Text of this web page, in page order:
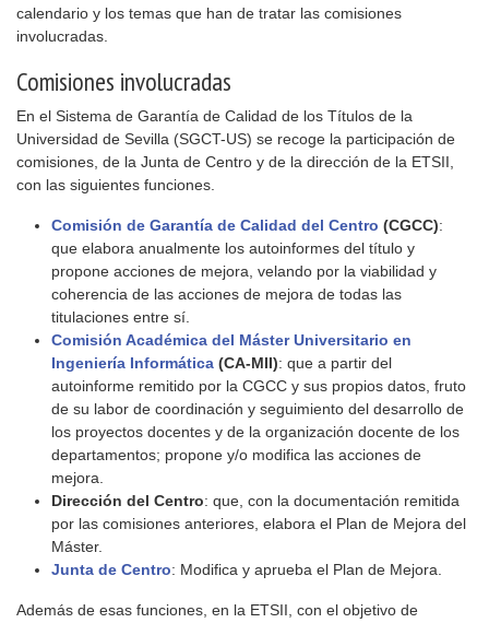
calendario y los temas que han de tratar las comisiones
involucradas.
Comisiones involucradas
En el Sistema de Garantía de Calidad de los Títulos de la
Universidad de Sevilla (SGCT-US) se recoge la participación de
comisiones, de la Junta de Centro y de la dirección de la ETSII,
con las siguientes funciones.
Comisión de Garantía de Calidad del Centro (CGCC):
que elabora anualmente los autoinformes del título y
propone acciones de mejora, velando por la viabilidad y
coherencia de las acciones de mejora de todas las
titulaciones entre sí.
Comisión Académica del Máster Universitario en
Ingeniería Informática (CA-MII): que a partir del
autoinforme remitido por la CGCC y sus propios datos, fruto
de su labor de coordinación y seguimiento del desarrollo de
los proyectos docentes y de la organización docente de los
departamentos; propone y/o modifica las acciones de
mejora.
Dirección del Centro: que, con la documentación remitida
por las comisiones anteriores, elabora el Plan de Mejora del
Máster.
Junta de Centro: Modifica y aprueba el Plan de Mejora.
Además de esas funciones, en la ETSII, con el objetivo de